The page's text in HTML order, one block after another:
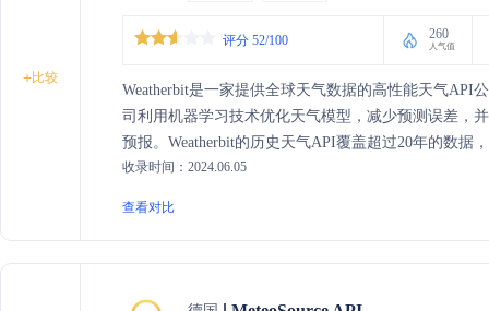
+比较
评分 52/100 260
人气值
Weatherbit是一家提供全球天气数据的高性能天气API
司利用机器学习技术优化天气模型，减少预测误差，
预报。Weatherbit的历史天气API覆盖超过20年的数据
天气数据和预测服务，支持从1公里到13公里的空间
收录时间：2024.06.05
查看对比